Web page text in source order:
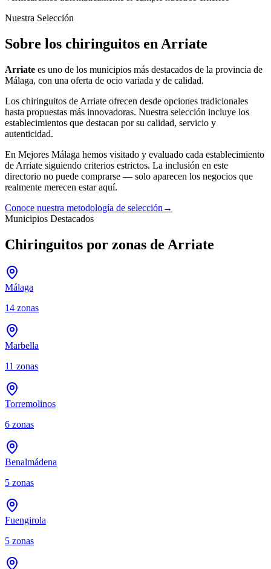
Nuestra Selección
Sobre los chiringuitos en Arriate
Arriate es uno de los municipios más destacados de la provincia de
Málaga, con una oferta de ocio variada y de calidad.
Los chiringuitos de Arriate ofrecen desde opciones tradicionales
hasta propuestas más innovadoras. Nuestra selección incluye los
establecimientos que destacan por su calidad, servicio y
autenticidad.
En Mejores Málaga hemos visitado y evaluado cada establecimiento
de Arriate siguiendo criterios estrictos. La inclusión en este
directorio no puede comprarse — solo aparecen los negocios que
realmente merecen estar aquí.
Conoce nuestra metodología de selección →
Municipios Destacados
Chiringuitos por zonas de Arriate
Málaga
14 zonas
Marbella
11 zonas
Torremolinos
6 zonas
Benalmádena
5 zonas
Fuengirola
5 zonas